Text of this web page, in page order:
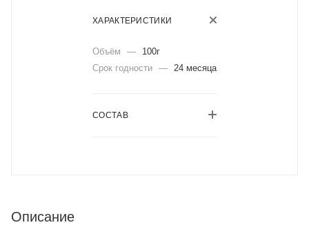
ХАРАКТЕРИСТИКИ
Объём —
100г
Срок годности — 24 месяца
СОСТАВ
Описание